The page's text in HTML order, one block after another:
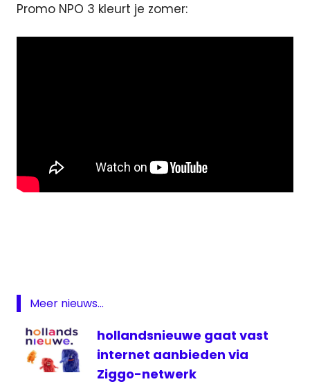
Promo NPO 3 kleurt je zomer:
NPO3
themaweek
zomer
Meer nieuws...
hollandsnieuwe gaat vast
internet aanbieden via
Ziggo-netwerk